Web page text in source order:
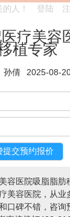
的人！ 登陆
疗美容
植专家
孙倩 2025-08-
容医院吸脂脂肪
美容医院，从业
口碑不错，咨询